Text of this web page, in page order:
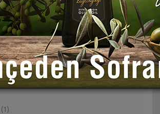
doyurucu bu yöresel çorbaya
(1)